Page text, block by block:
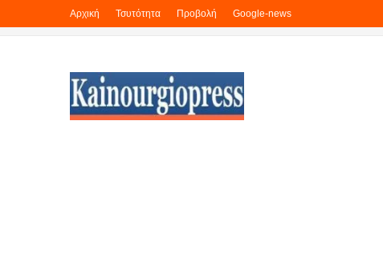
Αρχική Τσυτότητα Προβολή Google-news